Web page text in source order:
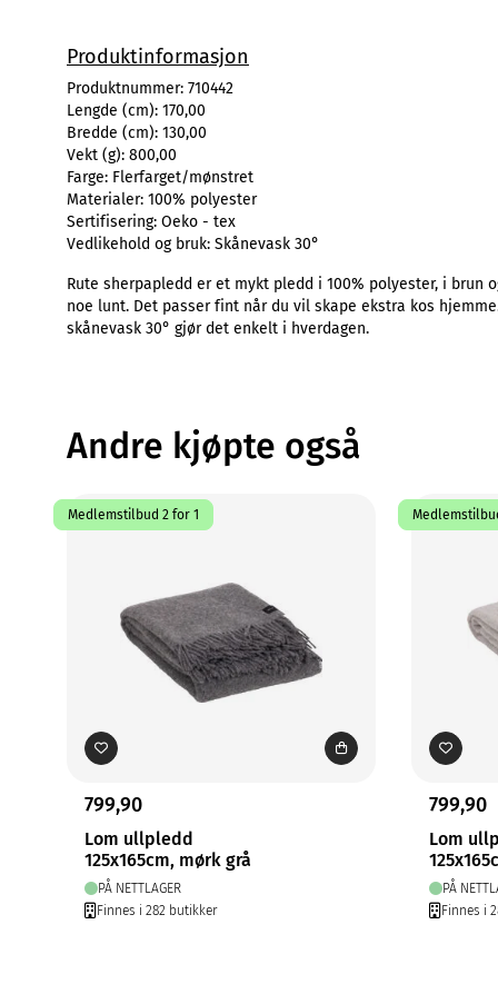
Produktinformasjon
Produktnummer: 710442
Lengde (cm): 170,00
Bredde (cm): 130,00
Vekt (g): 800,00
Farge: Flerfarget/mønstret
Materialer: 100% polyester
Sertifisering: Oeko - tex
Vedlikehold og bruk: Skånevask 30°
Rute sherpapledd er et mykt pledd i 100% polyester, i
noe lunt. Det passer fint når du vil skape ekstra kos
skånevask 30° gjør det enkelt i hverdagen.
Andre kjøpte også
Medlemstilbud 2 for 1
799,90
Lom ullpledd
125x165cm, mørk grå
PÅ NETTLAGER
Finnes i 282 butikker
799,90
Lom
PÅ
Finnes i